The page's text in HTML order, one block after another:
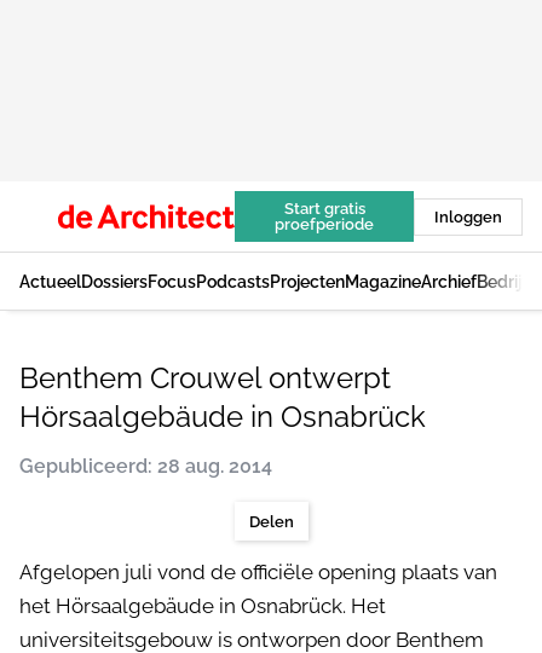
Start gratis
proefperiode
Inloggen
ActueelDossiersFocusPodcastsProjectenMagazineArchief
Benthem Crouwel ontwerpt
Hörsaalgebäude in Osnabrück
Gepubliceerd: 28 aug. 2014
Delen
Afgelopen juli vond de officiële opening plaats van
het Hörsaalgebäude in Osnabrück. Het
universiteitsgebouw is ontworpen door Benthem